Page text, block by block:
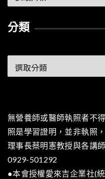
整
分類
類
無營養師或醫師執照者不
照是學習證明，並非執照
理事長蔡明憲教授與各講
0929-501292
●本會授權愛來吉企業社(